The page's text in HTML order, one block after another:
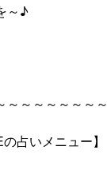
～♪
～～～～～～～～
占いメニュー】